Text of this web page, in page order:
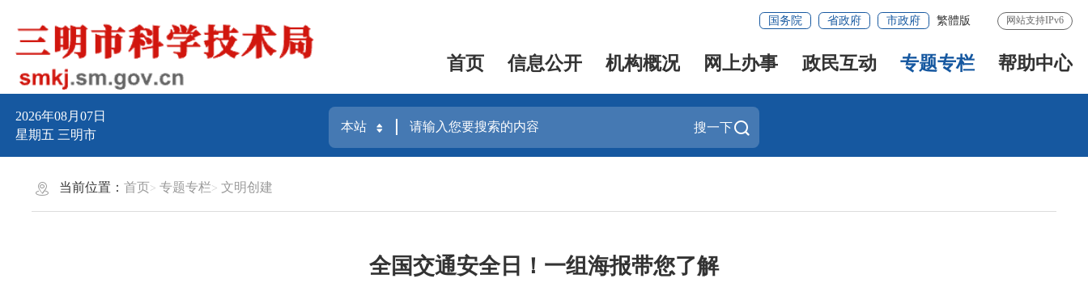
国务院 省政府 市政府 繁體版 网站支持IPv6
首页 信息公开 机构概况 网上办事 政民互动 专题专栏 帮助中心
2026年08月07日
星期五 三明市
搜一下
当前位置：首页 专题专栏 文明创建
全国交通安全日！一组海报带您了解